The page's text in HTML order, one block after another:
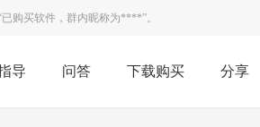
购买软件，群内昵称为****”。
导 问答 下载购买 分享